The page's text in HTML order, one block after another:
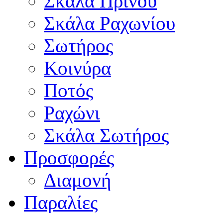
Σκάλα Ραχωνίου
Σωτήρος
Κοινύρα
Ποτός
Ραχώνι
Σκάλα Σωτήρος
Προσφορές
Διαμονή
Παραλίες